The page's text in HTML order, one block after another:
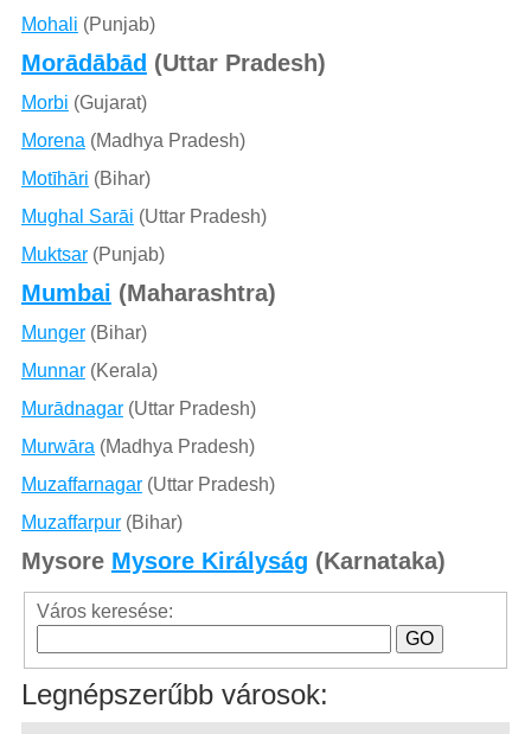
Mohali (Punjab)
Morādābād (Uttar Pradesh)
Morbi (Gujarat)
Morena (Madhya Pradesh)
Motīhāri (Bihar)
Mughal Sarāi (Uttar Pradesh)
Muktsar(Punjab)
Mumbai (Maharashtra)
Munger(Bihar)
Munnar(Kerala)
Murādnagar(Uttar Pradesh)
Murwāra (Madhya Pradesh)
Muzaffarnagar(Uttar Pradesh)
Muzaffarpur(Bihar)
Mysore Mysore Királyság (Karnataka)
Város keresése:
Legnépszerűbb városok: